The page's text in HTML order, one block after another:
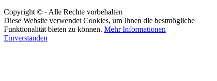
Copyright © - Alle Rechte vorbehalten
Diese Website verwendet Cookies, um Ihnen die bestmögliche
Funktionalität bieten zu können. Mehr Informationen
Einverstanden